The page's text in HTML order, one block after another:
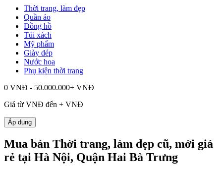
Thời trang, làm đẹp
Quần áo
Đồng hồ
Túi xách
Mỹ phẩm
Giày dép
Nước hoa
Phụ kiện thời trang
0 VNĐ - 50.000.000+ VNĐ
Giá từ VNĐ đến + VNĐ
Áp dụng
Mua bán Thời trang, làm đẹp cũ, mới giá
rẻ tại Hà Nội, Quận Hai Bà Trưng